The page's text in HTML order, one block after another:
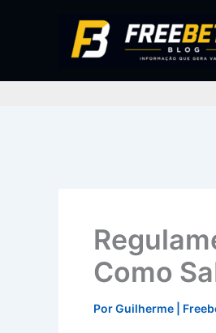
conteúdo
Como
PorGuilherme |